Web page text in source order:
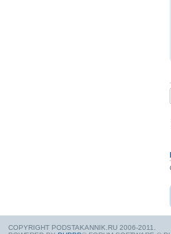
COPYRIGHT PODSTAKANNIK.RU 2006-2011.